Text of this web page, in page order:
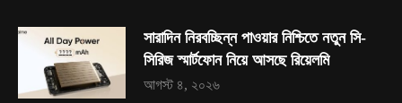
সারাদিন নিরবচ্ছিন্ন পাওয়ার নিশ্চিতে নতুন সি-
সিরিজ স্মার্টফোন নিয়ে আসছে রিয়েলমি
আগস্ট ৪, ২০২৬